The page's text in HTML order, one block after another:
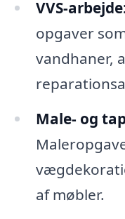
VVS-
opgaver
vandhaner,
Male- og
af møbler.